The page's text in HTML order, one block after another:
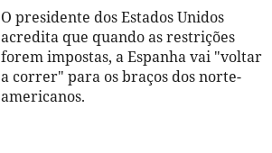
O presidente dos Estados Unidos
acredita que quando as restrições
forem impostas, a Espanha vai "voltar
a correr" para os braços dos norte-
americanos.